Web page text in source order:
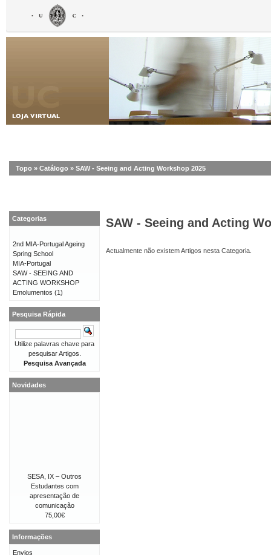
Topo » Catálogo » SAW - Seeing and Acting Workshop 2025
SAW - Seeing and Acting
Actualmente não existem Artigos nesta Categoria.
Categorias
2nd MIA-Portugal Ageing
Spring School
MIA-Portugal
SAW - SEEING AND
ACTING WORKSHOP
Emolumentos (1)
Pesquisa Rápida
Utilize palavras chave para
pesquisar Artigos.
Pesquisa Avançada
Novidades
SESA, IX – Outros
Estudantes com
apresentação de
comunicação
75,00€
Informações
Envios